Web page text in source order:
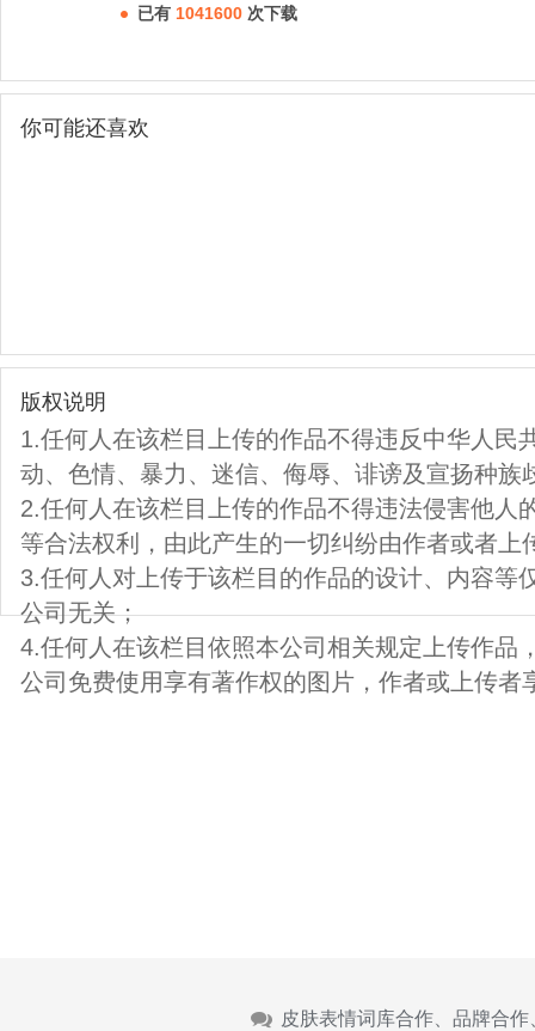
已有 1041600 次下载
你可能还喜欢
版权说明
1.任何人在该栏目上传的作品不得违反中华人民
动、色情、暴力、迷信、侮辱、诽谤及宣扬种族
2.任何人在该栏目上传的作品不得违法侵害他人
等合法权利，由此产生的一切纠纷由作者或者上
3.任何人对上传于该栏目的作品的设计、内容等
公司无关；
4.任何人在该栏目依照本公司相关规定上传作品
公司免费使用享有著作权的图片，作者或上传者
皮肤表情词库合作、品牌合